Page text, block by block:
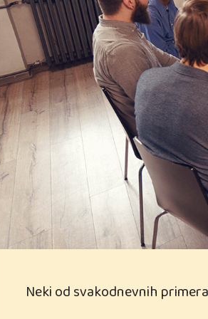
Neki od svakodnevnih